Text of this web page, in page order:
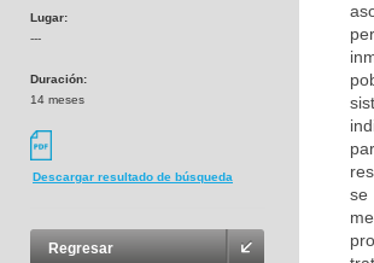
Lugar:
---
Duración:
14 meses
Descargar resultado de búsqueda
Regresar
se